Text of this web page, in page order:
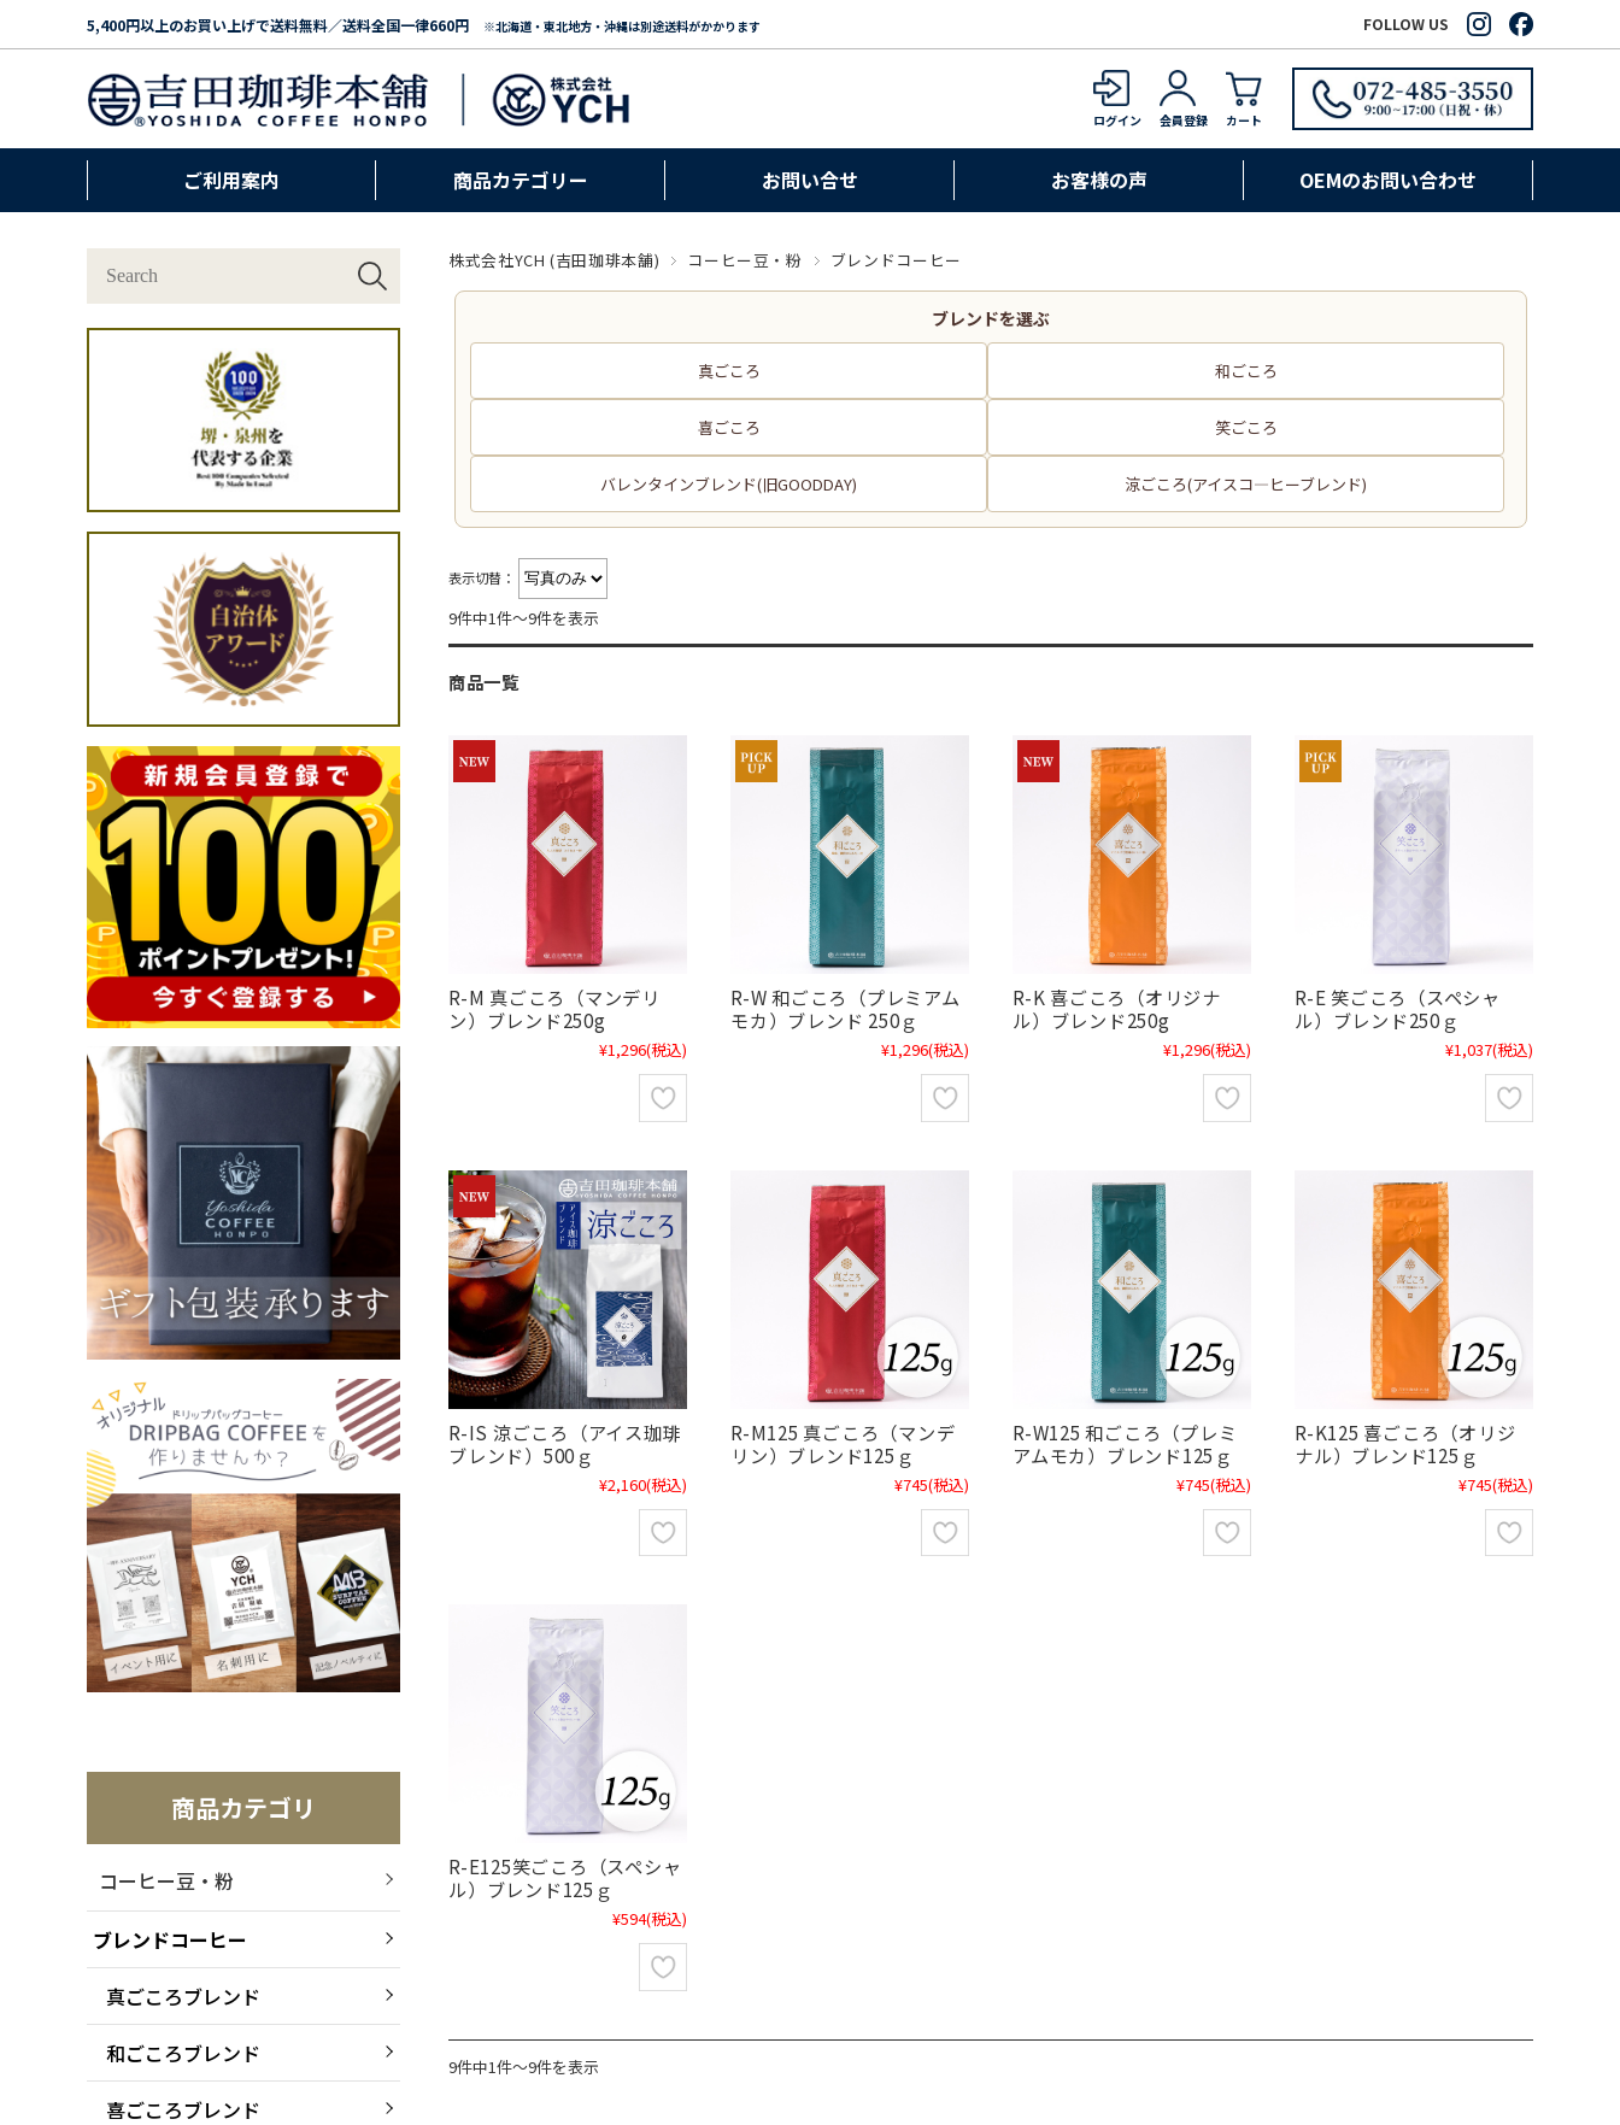
5,400円以上のお買い上げで送料無料／送料全国一律660円 ※北海道・東北地方・沖縄は別途送料がかかります FOLLOW US
ログイン 会員登録 カート
ご利用案内 商品カテゴリー お問い合せ お客様の声 OEMのお問い合わせ
株式会社YCH (吉田珈琲本舗) コーヒー豆・粉 ブレンドコーヒー
ブレンドを選ぶ
真ごころ 和ごころ
喜ごころ 笑ごころ
バレンタインブレンド(旧GOODDAY) 涼ごころ(アイスコ―ヒーブレンド)
表示切替：
9件中1件～9件を表示
商品一覧
R-M 真ごころ（マンデリ
ン）ブレンド250g
¥1,296(税込)
R-W 和ごころ（プレミアム
モカ）ブレンド 250ｇ
¥1,296(税込)
R-K 喜ごころ（オリジナ
ル）ブレンド250g
¥1,296(税込)
R-E 笑ごころ（スペシャ
ル）ブレンド250ｇ
¥1,037(税込)
R-IS 涼ごころ（アイス珈琲
ブレンド）500ｇ
¥2,160(税込)
R-M125 真ごころ（マンデ
リン）ブレンド125ｇ
¥745(税込)
R-W125 和ごころ（プレミ
アムモカ）ブレンド125ｇ
¥745(税込)
R-K125 喜ごころ（オリジ
ナル）ブレンド125ｇ
¥745(税込)
R-E125笑ごころ（スペシャ
ル）ブレンド125ｇ
¥594(税込)
9件中1件～9件を表示
商品カテゴリ
コーヒー豆・粉
ブレンドコーヒー
真ごころブレンド
和ごころブレンド
喜ごころブレンド